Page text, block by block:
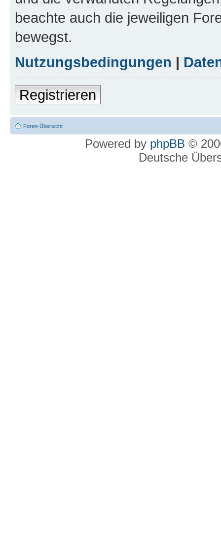
beachte auch die jeweiligen
bewegst.
Nutzungsbedingungen |
Registrieren
Foren-Übersicht
Powered by phpBB ©
Deutsche